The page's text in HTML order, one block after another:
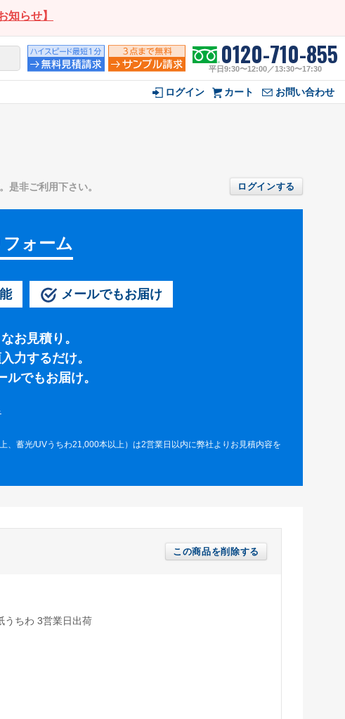
知らせ】
0120-710-855
平日9:30〜12:00／13:30〜17:30
ログイン カート お問い合わせ
是非ご利用下さい。 ログインする
ォーム
メールでもお届け
お見積り。
力するだけ。
でもお届け。
蓄光/UVうちわ21,000本以上）は2営業日以内に弊社よりお見積内容を
この商品を削除する
うちわ 3営業日出荷